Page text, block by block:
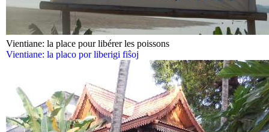
Vientiane: la place pour libérer les poissons
Vientiane: la placo por liberigi fiŝoj